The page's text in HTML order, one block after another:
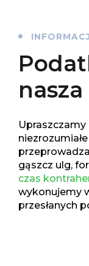
Upraszczamy
gąszcz ulg,
czas
wykonujemy
przesłanych